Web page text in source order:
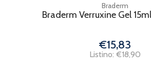
Braderm
Braderm Verruxine Gel
€15,83
Listino: €18,90